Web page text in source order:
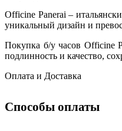
Officine Panerai –
уникальный дизайн и
Покупка б/у часов Officine
подлинность и качество,
Оплата и Доставка
Способы оплаты